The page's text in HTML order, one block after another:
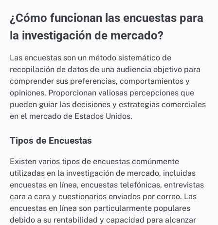
¿Cómo funcionan las encuestas para
la investigación de mercado?
Las encuestas son un método sistemático de
recopilación de datos de una audiencia objetivo para
comprender sus preferencias, comportamientos y
opiniones. Proporcionan valiosas percepciones que
pueden guiar las decisiones y estrategias comerciales
en el mercado de Estados Unidos.
Tipos de Encuestas
Existen varios tipos de encuestas comúnmente
utilizadas en la investigación de mercado, incluidas
encuestas en línea, encuestas telefónicas, entrevistas
cara a cara y cuestionarios enviados por correo. Las
encuestas en línea son particularmente populares
debido a su rentabilidad y capacidad para alcanzar